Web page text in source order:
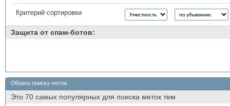
Критерий сортировки
Защита от спам-ботов:
Облако поиска меток
Это 70 самых популярных для поиска меток тем